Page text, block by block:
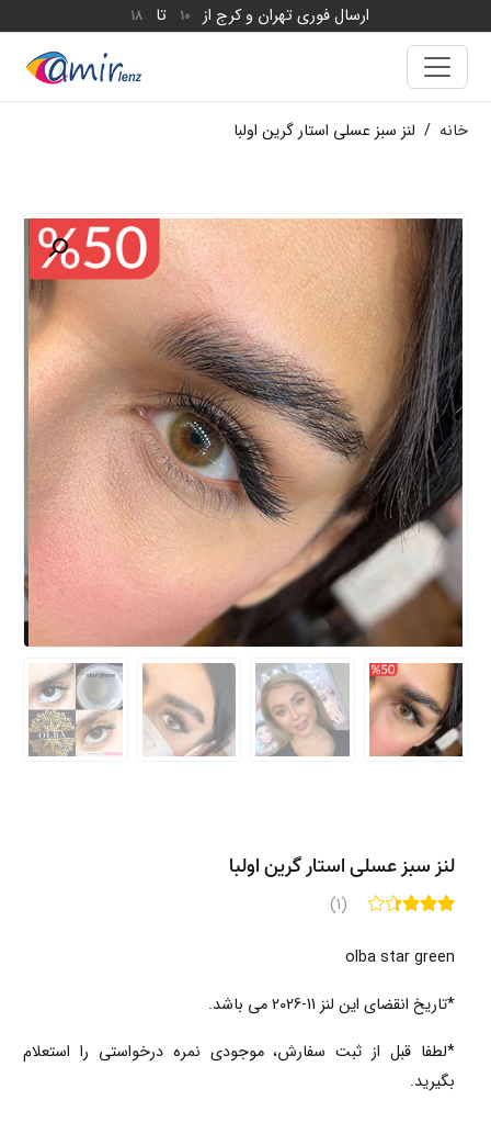
ارسال فوری تهران و کرج از 10 تا 18
خانه / لنز سبز عسلی استار گرین اولبا
لنز سبز عسلی استار گرین اولبا
(1)
olba star green
*تاریخ انقضای این لنز 11-2026 می باشد.
*لطفا قبل از ثبت سفارش، موجودی نمره درخواستی را استعلام
بگیرید.